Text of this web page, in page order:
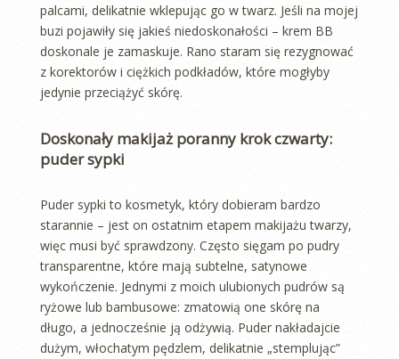
palcami, delikatnie wklepując go w twarz. Jeśli na mojej
buzi pojawiły się jakieś niedoskonałości – krem BB
doskonale je zamaskuje. Rano staram się rezygnować
z korektorów i ciężkich podkładów, które mogłyby
jedynie przeciążyć skórę.
Doskonały makijaż poranny krok czwarty:
puder sypki
Puder sypki to kosmetyk, który dobieram bardzo
starannie – jest on ostatnim etapem makijażu twarzy,
więc musi być sprawdzony. Często sięgam po pudry
transparentne, które mają subtelne, satynowe
wykończenie. Jednymi z moich ulubionych pudrów są
ryżowe lub bambusowe: zmatowią one skórę na
długo, a jednocześnie ją odżywią. Puder nakładajcie
dużym, włochatym pędzlem, delikatnie „stemplując”